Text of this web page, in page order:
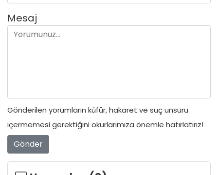
Mesaj
Gönderilen yorumların küfür, hakaret ve suç unsuru
içermemesi gerektiğini okurlarımıza önemle hatırlatırız!
Gönder